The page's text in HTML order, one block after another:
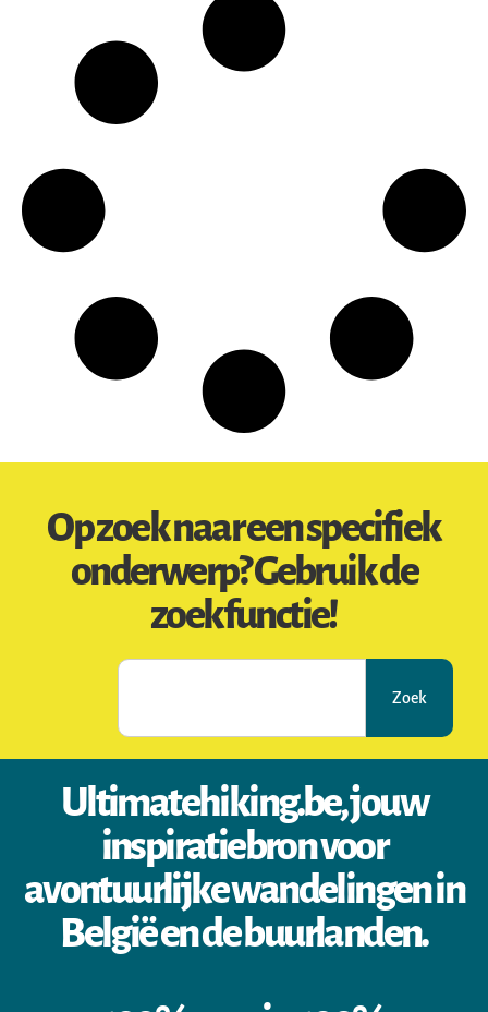
Op zoek naar een specifiek
onderwerp? Gebruik de
zoekfunctie!
Zoek
Ultimatehiking.be, jouw
inspiratiebron voor
avontuurlijke wandelingen in
België en de buurlanden.